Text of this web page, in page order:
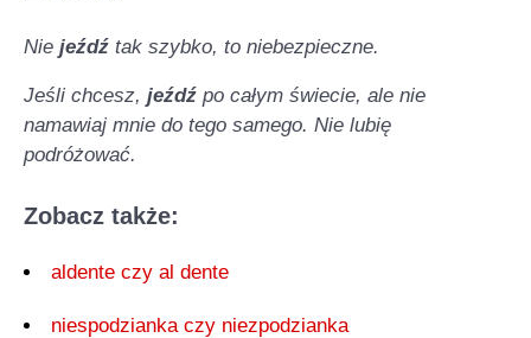
Nie jeźdź tak szybko, to niebezpieczne.
Jeśli chcesz, jeźdź po całym świecie, ale nie
namawiaj mnie do tego samego. Nie lubię
podróżować.
Zobacz także:
aldente czy al dente
niespodzianka czy niezpodzianka